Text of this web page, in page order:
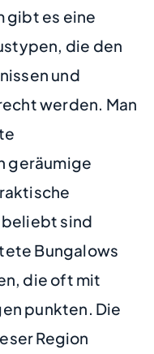
gibt es eine
die den
und
werden. Man
geräumige
beliebt sind
Bungalows
die oft mit
punkten. Die
Region